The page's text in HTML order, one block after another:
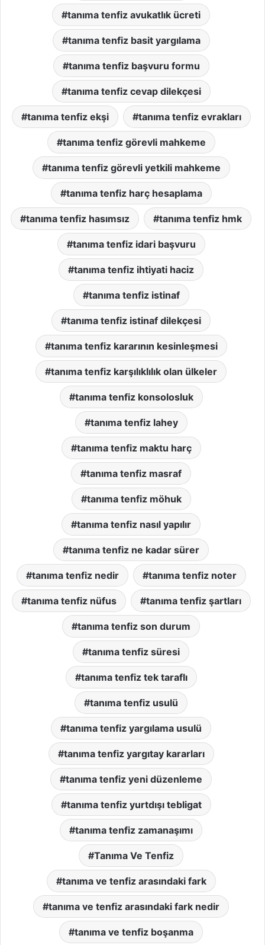
tanıma tenfiz avukatlık ücreti
tanıma tenfiz basit yargılama
tanıma tenfiz başvuru formu
tanıma tenfiz cevap dilekçesi
tanıma tenfiz ekşi tanıma tenfiz evrakları
tanıma tenfiz görevli mahkeme
tanıma tenfiz görevli yetkili mahkeme
tanıma tenfiz harç hesaplama
tanıma tenfiz hasımsız tanıma tenfiz hmk
tanıma tenfiz idari başvuru
tanıma tenfiz ihtiyati haciz
tanıma tenfiz istinaf
tanıma tenfiz istinaf dilekçesi
tanıma tenfiz kararının kesinleşmesi
tanıma tenfiz karşılıklılık olan ülkeler
tanıma tenfiz konsolosluk
tanıma tenfiz lahey
tanıma tenfiz maktu harç
tanıma tenfiz masraf
tanıma tenfiz möhuk
tanıma tenfiz nasıl yapılır
tanıma tenfiz ne kadar sürer
tanıma tenfiz nedir tanıma tenfiz noter
tanıma tenfiz nüfus tanıma tenfiz şartları
tanıma tenfiz son durum
tanıma tenfiz süresi
tanıma tenfiz tek taraflı
tanıma tenfiz usulü
tanıma tenfiz yargılama usulü
tanıma tenfiz yargıtay kararları
tanıma tenfiz yeni düzenleme
tanıma tenfiz yurtdışı tebligat
tanıma tenfiz zamanaşımı
Tanıma Ve Tenfiz
tanıma ve tenfiz arasındaki fark
tanıma ve tenfiz arasındaki fark nedir
tanıma ve tenfiz boşanma